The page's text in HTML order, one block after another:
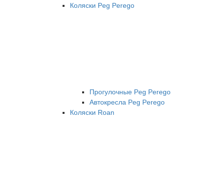
Коляски Peg Perego
Прогулочные Peg Perego
Автокресла Peg Perego
Коляски Roan